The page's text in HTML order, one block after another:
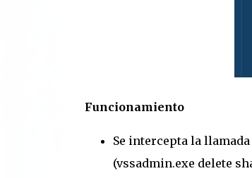
Funcionamiento
Se intercepta la
(vssadmin.exe delete